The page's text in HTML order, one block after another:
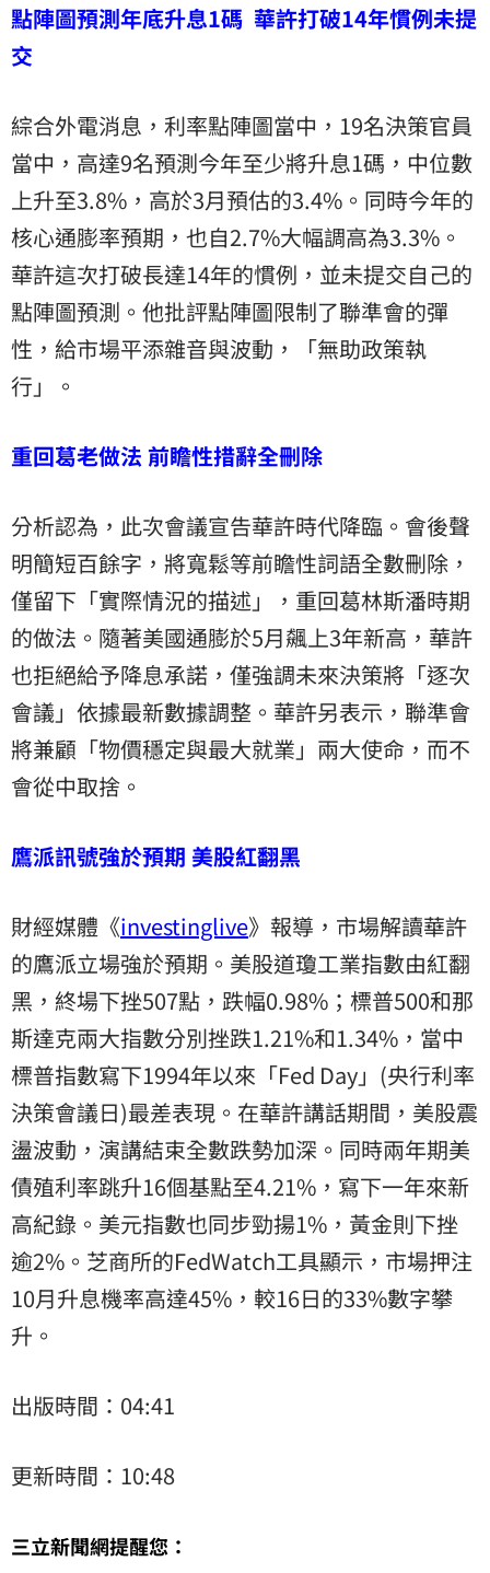
點陣圖預測年底升息1碼 華許打破14年慣例未提
交
綜合外電消息，利率點陣圖當中，19名決策官員
當中，高達9名預測今年至少將升息1碼，中位數
上升至3.8%，高於3月預估的3.4%。同時今年的
核心通膨率預期，也自2.7%大幅調高為3.3%。
華許這次打破長達14年的慣例，並未提交自己的
點陣圖預測。他批評點陣圖限制了聯準會的彈
性，給市場平添雜音與波動，「無助政策執
行」。
重回葛老做法 前瞻性措辭全刪除
分析認為，此次會議宣告華許時代降臨。會後聲
明簡短百餘字，將寬鬆等前瞻性詞語全數刪除，
僅留下「實際情況的描述」，重回葛林斯潘時期
的做法。隨著美國通膨於5月飆上3年新高，華許
也拒絕給予降息承諾，僅強調未來決策將「逐次
會議」依據最新數據調整。華許另表示，聯準會
將兼顧「物價穩定與最大就業」兩大使命，而不
會從中取捨。
鷹派訊號強於預期 美股紅翻黑
財經媒體《investinglive》報導，市場解讀華許
的鷹派立場強於預期。美股道瓊工業指數由紅翻
黑，終場下挫507點，跌幅0.98%；標普500和那
斯達克兩大指數分別挫跌1.21%和1.34%，當中
標普指數寫下1994年以來「Fed Day」(央行利率
決策會議日)最差表現。在華許講話期間，美股震
盪波動，演講結束全數跌勢加深。同時兩年期美
債殖利率跳升16個基點至4.21%，寫下一年來新
高紀錄。美元指數也同步勁揚1%，黃金則下挫
逾2%。芝商所的FedWatch工具顯示，市場押注
10月升息機率高達45%，較16日的33%數字攀
升。
出版時間：04:41
更新時間：10:48
三立新聞網提醒您：